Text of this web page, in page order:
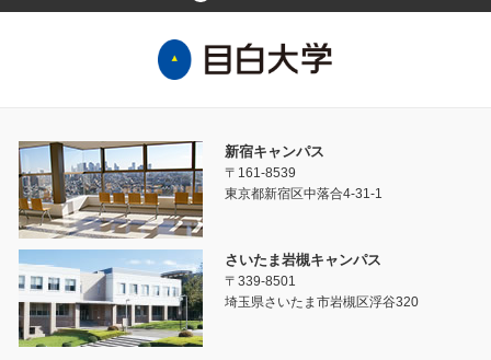
新宿キャンパス
〒161-8539
東京都新宿区中落合4-31-1
さいたま岩槻キャンパス
〒339-8501
埼玉県さいたま市岩槻区浮谷320